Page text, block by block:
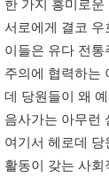
한 가지 흥미로
서로에게 결코
이들은 유다 전
주의에 협력하
데 당원들이 왜
음사가는 아무런
여기서 헤로데
활동이 갖는 사